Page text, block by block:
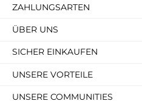
ZAHLUNGSARTEN
ÜBER UNS
SICHER EINKAUFEN
UNSERE VORTEILE
UNSERE COMMUNITIES